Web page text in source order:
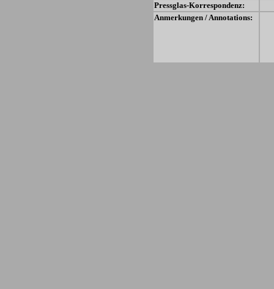
Pressglas-Korrespondenz:
Anmerkungen / Annotations: